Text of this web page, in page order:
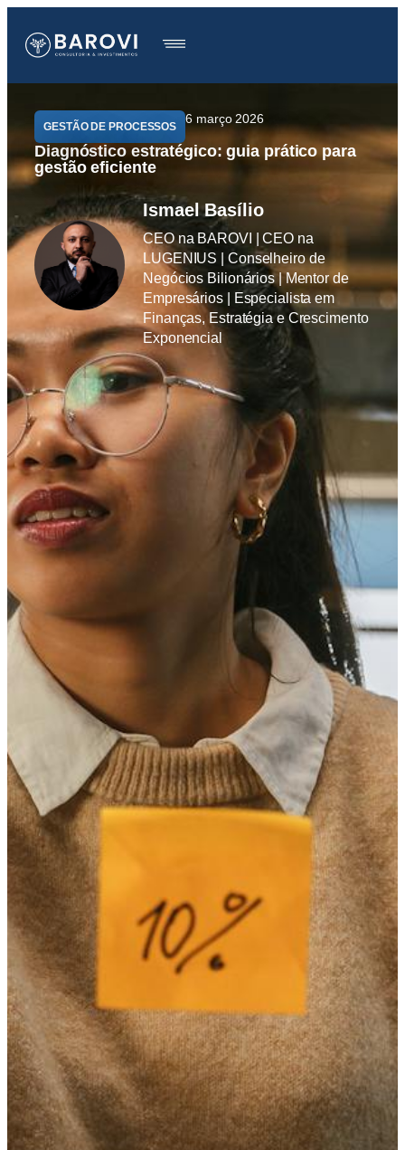
GESTÃO DE PROCESSOS
6 março 2026
Diagnóstico estratégico: guia prático para
gestão eficiente
Ismael Basílio
CEO na BAROVI | CEO na
LUGENIUS | Conselheiro de
Negócios Bilionários | Mentor de
Empresários | Especialista em
Finanças, Estratégia e Crescimento
Exponencial